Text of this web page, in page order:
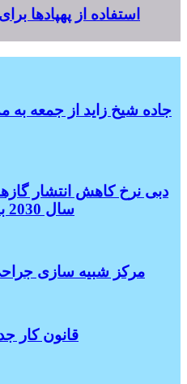
استفاده از پهپادها
جاده شیخ زاید از جمعه
دبی نرخ کاهش انتشار
سال 2030 به 50 درصد افزایش می دهد
مرکز شبیه سازی
قانون کار